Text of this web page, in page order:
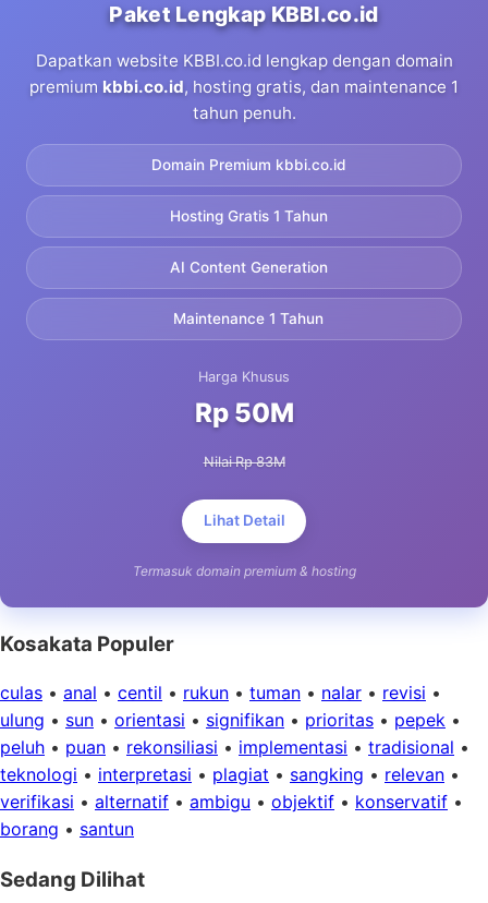
Paket Lengkap KBBI.co.id
Dapatkan website KBBI.co.id lengkap dengan domain
premium kbbi.co.id, hosting gratis, dan maintenance 1
tahun penuh.
Domain Premium kbbi.co.id
Hosting Gratis 1 Tahun
AI Content Generation
Maintenance 1 Tahun
Harga Khusus
Rp 50M
Nilai Rp 83M
Lihat Detail
Termasuk domain premium & hosting
Kosakata Populer
culas • anal • centil • rukun • tuman • nalar • revisi •
ulung • sun • orientasi • signifikan • prioritas • pepek •
peluh • puan • rekonsiliasi • implementasi • tradisional •
teknologi • interpretasi • plagiat • sangking • relevan •
verifikasi • alternatif • ambigu • objektif • konservatif •
borang • santun
Sedang Dilihat